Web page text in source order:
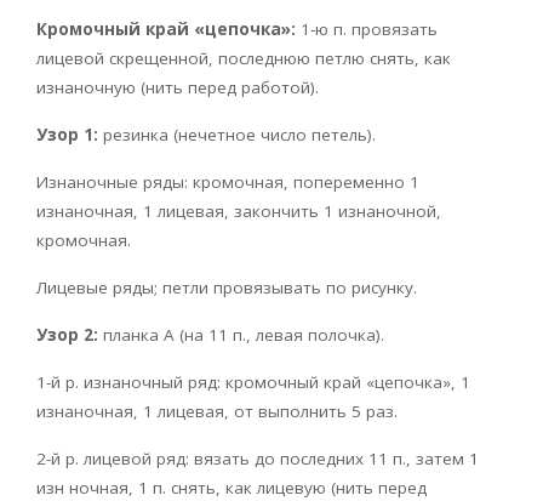
Кромочный край «цепочка»: 1-ю п. провязать
лицевой скрещенной, последнюю петлю снять, как
изнаночную (нить перед работой).
Узор 1: резинка (нечетное число петель).
Изнаночные ряды: кромочная, попеременно 1
изнаночная, 1 лицевая, закончить 1 изнаночной,
кромочная.
Лицевые ряды; петли провязывать по рисунку.
Узор 2: планка А (на 11 п., левая полочка).
1-й р. изнаночный ряд: кромочный край «цепочка», 1
изнаночная, 1 лицевая, от выполнить 5 раз.
2-й р. лицевой ряд: вязать до последних 11 п., затем 1
изн ночная, 1 п. снять, как лицевую (нить перед